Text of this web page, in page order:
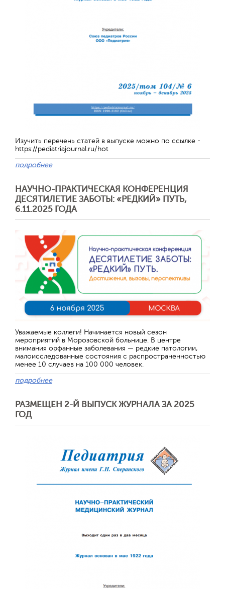
Изучить перечень статей в выпуске можно по ссылке -
https://pediatriajournal.ru/hot
подробнее
НАУЧНО-ПРАКТИЧЕСКАЯ КОНФЕРЕНЦИЯ
ДЕСЯТИЛЕТИЕ ЗАБОТЫ: «РЕДКИЙ» ПУТЬ,
6.11.2025 ГОДА
Уважаемые коллеги! Начинается новый сезон
мероприятий в Морозовской больнице. В центре
внимания орфанные заболевания — редкие патологии,
малоисследованные состояния с распространенностью
менее 10 случаев на 100 000 человек.
подробнее
РАЗМЕЩЕН 2-Й ВЫПУСК ЖУРНАЛА ЗА 2025
ГОД